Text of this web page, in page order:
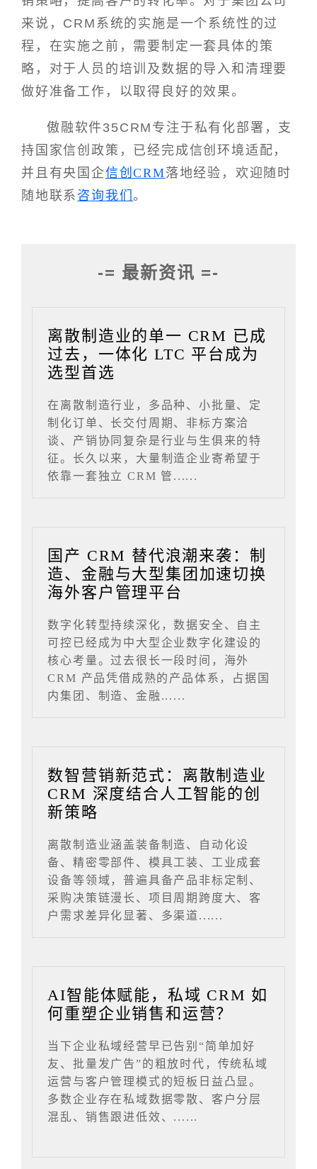
来说，CRM系统的实施是一个系统性的过
程，在实施之前，需要制定一套具体的策
略，对于人员的培训及数据的导入和清理要
做好准备工作，以取得良好的效果。
傲融软件35CRM专注于私有化部署，支
持国家信创政策，已经完成信创环境适配，
并且有央国企信创CRM落地经验，欢迎随时
随地联系 咨询我们。
-= 最新资讯 =-
离散制造业的单一 CRM 已成
过去，一体化 LTC 平台成为
选型首选
在离散制造行业，多品种、小批量、定
制化订单、长交付周期、非标方案洽
谈、产销协同复杂是行业与生俱来的特
征。长久以来，大量制造企业寄希望于
依靠一套独立 CRM 管......
国产 CRM 替代浪潮来袭：制
造、金融与大型集团加速切换
海外客户管理平台
数字化转型持续深化，数据安全、自主
可控已经成为中大型企业数字化建设的
核心考量。过去很长一段时间，海外
CRM 产品凭借成熟的产品体系，占据国
内集团、制造、金融......
数智营销新范式：离散制造业
CRM 深度结合人工智能的创
新策略
离散制造业涵盖装备制造、自动化设
备、精密零部件、模具工装、工业成套
设备等领域，普遍具备产品非标定制、
采购决策链漫长、项目周期跨度大、客
户需求差异化显著、多渠道......
AI智能体赋能，私域 CRM 如
何重塑企业销售和运营？
当下企业私域经营早已告别“简单加好
友、批量发广告”的粗放时代，传统私域
运营与客户管理模式的短板日益凸显。
多数企业存在私域数据零散、客户分层
混乱、销售跟进低效、......